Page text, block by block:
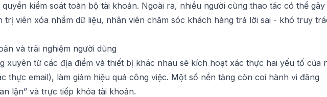
kiểm soát toàn bộ tài khoản. Ngoài ra, nhiều người cùng thao tác có thể gây
trị viên xóa nhầm dữ liệu, nhân viên chăm sóc khách hàng trả lời sai - khó truy
và trải nghiệm người dùng
xuyên từ các địa điểm và thiết bị khác nhau sẽ kích hoạt xác thực hai yếu tố của
thực email), làm giảm hiệu quả công việc. Một số nền tảng còn coi hành vi đăng
lận” và trực tiếp khóa tài khoản.